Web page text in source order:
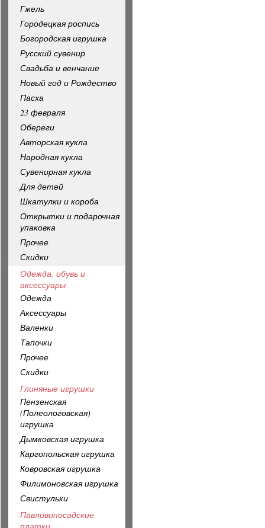
Гжель
Городецкая роспись
Богородская игрушка
Русский сувенир
Свадьба и венчание
Новый год и Рождество
Пасха
23 февраля
Обереги
Авторская кукла
Народная кукла
Сувенирная кукла
Для детей
Шкатулки и короба
Открытки и подарочная
упаковка
Прочее
Скидки
Одежда, обувь и
аксессуары
Одежда
Аксессуары
Валенки
Тапочки
Прочее
Скидки
Глиняные игрушки
Пензенская
(Полеологовская)
игрушка
Дымковская игрушка
Каргопольская игрушка
Ковровская игрушка
Филимоновская игрушка
Свистульки
Павловопосадские